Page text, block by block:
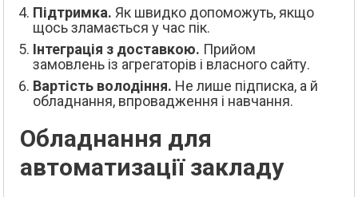
Підтримка. Як швидко допоможуть, якщо
щось зламається у час пік.
Інтеграція з доставкою. Прийом
замовлень із агрегаторів і власного сайту.
Вартість володіння. Не лише підписка, а й
обладнання, впровадження і навчання.
Обладнання для
автоматизації закладу